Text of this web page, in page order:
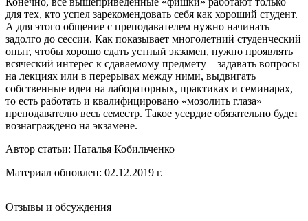
для тех, кто успел зарекомендовать себя как хороший студент.
А для этого общение с преподавателем нужно начинать
задолго до сессии. Как показывает многолетний студенческий
опыт, чтобы хорошо сдать устный экзамен, нужно проявлять
всяческий интерес к сдаваемому предмету – задавать вопросы
на лекциях или в перерывах между ними, выдвигать
собственные идеи на лабораторных, практиках и семинарах,
то есть работать и квалифицировано «мозолить глаза»
преподавателю весь семестр. Такое усердие обязательно будет
вознаграждено на экзамене.
Автор статьи: Наталья Кобильченко
Материал обновлен: 02.12.2019 г.
Отзывы и обсуждения